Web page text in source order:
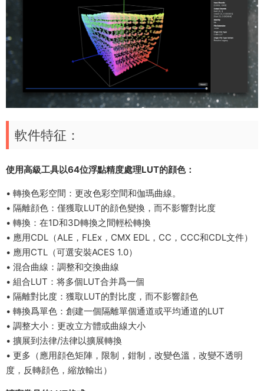
軟件特征：
使用高級工具以64位浮點精度處理LUT的顔色：
• 轉換色彩空間：更改色彩空間和伽瑪曲線。
• 隔離顔色：僅獲取LUT的顔色變換，而不影響對比度
• 轉換：在1D和3D轉換之間輕松轉換
• 應用CDL（ALE，FLEx，CMX EDL，CC，CCC和CDL文件）
• 應用CTL（可選安裝ACES 1.0）
• 混合曲線：調整和交換曲線
• 組合LUT：将多個LUT合并爲一個
• 隔離對比度：獲取LUT的對比度，而不影響顔色
• 轉換爲單色：創建一個隔離單個通道或平均通道的LUT
• 調整大小：更改立方體或曲線大小
• 擴展到法律/法律以擴展轉換
• 更多（應用顔色矩陣，限制，鉗制，改變色溫，改變不透明
度，反轉顔色，縮放輸出）